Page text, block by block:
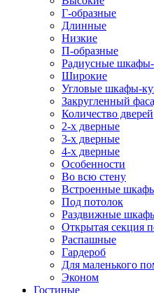
Г-образные
Длинные
Низкие
П-образные
Радиусные
Широкие
Угловые шкафы-
Закругленный
Количество дверей
2-х дверные
3-х дверные
4-х дверные
Особенности
Во всю стену
Встроенные
Под потолок
Раздвижные
Открытая секция
Распашные
Гардероб
Для маленького
Эконом
Гостиные